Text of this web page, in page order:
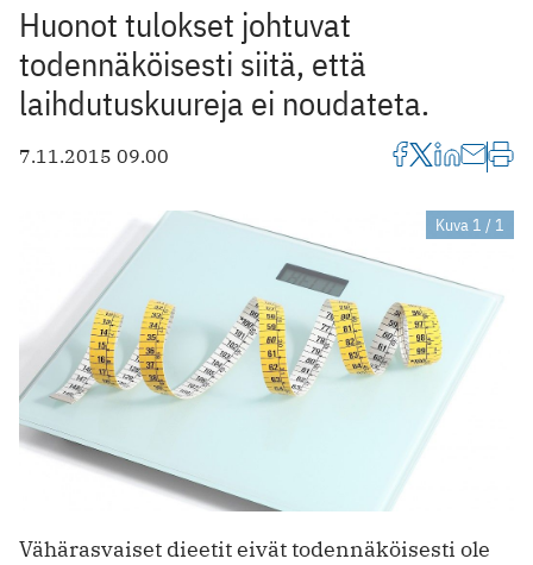
Huonot tulokset johtuvat
todennäköisesti siitä, että
laihdutuskuureja ei noudateta.
7.11.2015 09.00
Kuva 1 / 1
Vähärasvaiset dieetit eivät todennäköisesti ole